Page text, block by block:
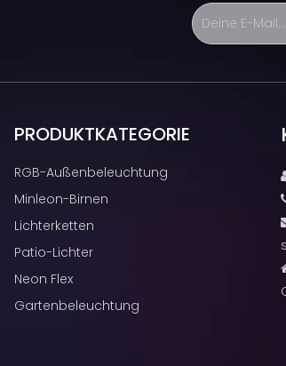
PRODUKTKATEGORIE
RGB-Außenbeleuchtung
Minleon-Birnen
Lichterketten
Patio-Lichter
Neon Flex
Gartenbeleuchtung